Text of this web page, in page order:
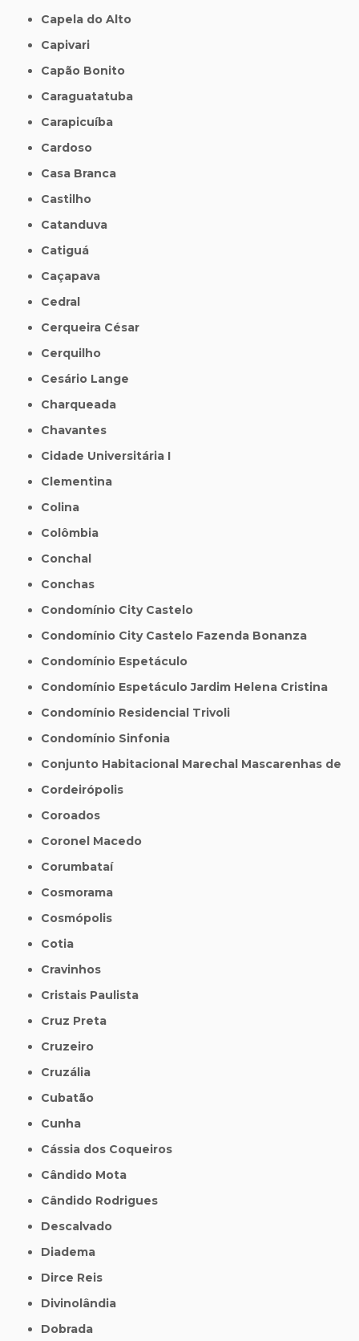
Capela do Alto
Capivari
Capão Bonito
Caraguatatuba
Carapicuíba
Cardoso
Casa Branca
Castilho
Catanduva
Catiguá
Caçapava
Cedral
Cerqueira César
Cerquilho
Cesário Lange
Charqueada
Chavantes
Cidade Universitária I
Clementina
Colina
Colômbia
Conchal
Conchas
Condomínio City Castelo
Condomínio City Castelo Fazenda Bonanza
Condomínio Espetáculo
Condomínio Espetáculo Jardim Helena Cristina
Condomínio Residencial Trivoli
Condomínio Sinfonia
Conjunto Habitacional Marechal Mascarenhas de
Cordeirópolis
Coroados
Coronel Macedo
Corumbataí
Cosmorama
Cosmópolis
Cotia
Cravinhos
Cristais Paulista
Cruz Preta
Cruzeiro
Cruzália
Cubatão
Cunha
Cássia dos Coqueiros
Cândido Mota
Cândido Rodrigues
Descalvado
Diadema
Dirce Reis
Divinolândia
Dobrada